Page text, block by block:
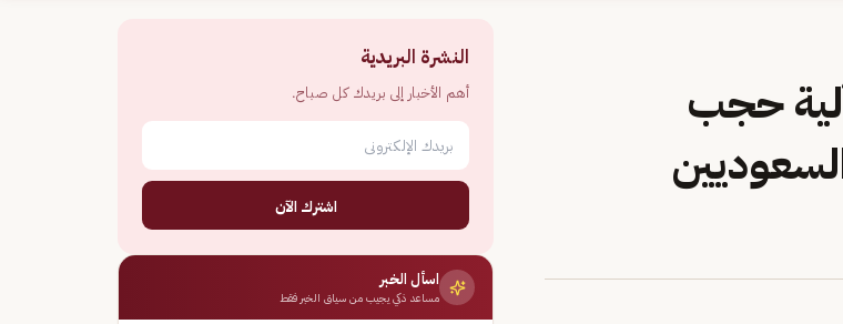
حجب
النشرة البريدية
أهم الأخبار إلى بريدك كل صباح.
اشترك الآن
اسأل الخبر
مساعد ذكي يجيب من سياق الخبر فقط